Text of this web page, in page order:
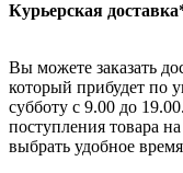
Курьерская
Вы можете заказать
который прибудет по
субботу с 9.00 до
поступления товара
выбрать удобное